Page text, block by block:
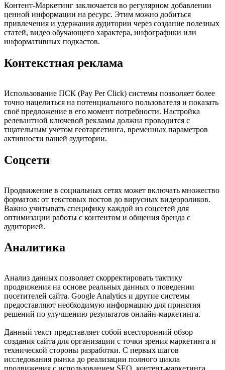
Контент-Маркетинг заключается во регулярном добавлении
ценной информации на ресурс. Этим можно добиться
привлечения и удержания аудитории через создание полезных
статей, видео обучающего характера, инфографики или
информативных подкастов.
Контекстная реклама
Использование ПСК (Pay Per Click) системы позволяет более
точно нацелиться на потенциального пользователя и показать
своё предложение в его момент потребности. Настройка
релевантной ключевой рекламы должна проводится с
тщательным учетом геотаргетинга, временных параметров
активности вашей аудитории.
Соцсети
Продвижение в социальных сетях может включать множество
форматов: от текстовых постов до вирусных видеороликов.
Важно учитывать специфику каждой из соцсетей для
оптимизации работы с контентом и общения бренда с
аудиторией.
Аналитика
Анализ данных позволяет скорректировать тактику
продвижения на основе реальных данных о поведении
посетителей сайта. Google Analytics и другие системы
предоставляют необходимую информацию для принятия
решений по улучшению результатов онлайн-маркетинга.
Данный текст представляет собой всесторонний обзор
создания сайта для организации с точки зрения маркетинга и
технической стороны разработки. С первых шагов
исследования рынка до реализации полного цикла